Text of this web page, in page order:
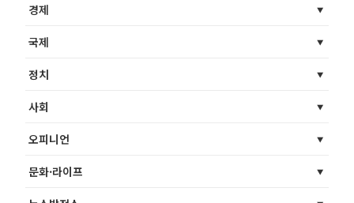
경제
국제
정치
사회
오피니언
문화·라이프